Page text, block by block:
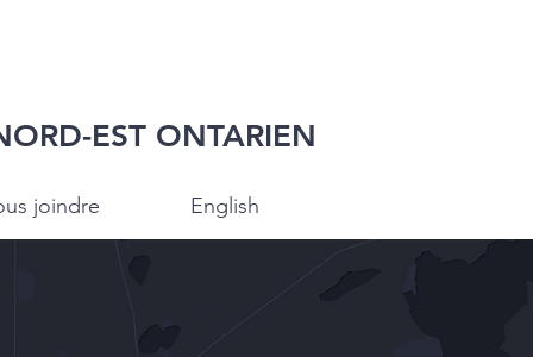
EST ONTARIEN
joindre English